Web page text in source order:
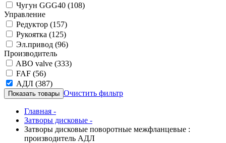
Чугун GGG40 (108)
Управление
Редуктор (157)
Рукоятка (125)
Эл.привод (96)
Производитель
ABO valve (333)
FAF (56)
АДЛ (387)
Очистить фильтр
Главная -
Затворы дисковые -
Затворы дисковые поворотные межфланцевые :
производитель АДЛ